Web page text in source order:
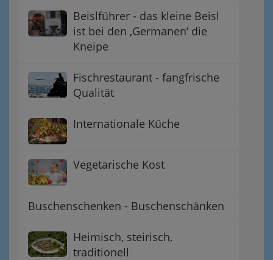
Beislführer - das kleine Beisl
ist bei den ‚Germanen‘ die
Kneipe
Fischrestaurant - fangfrische
Qualität
Internationale Küche
Vegetarische Kost
Buschenschenken - Buschenschänken
Heimisch, steirisch,
traditionell